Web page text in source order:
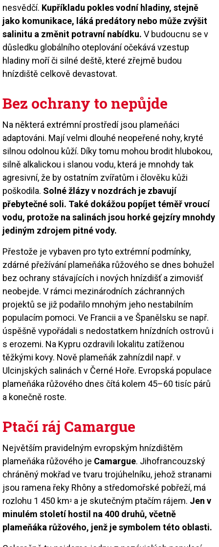
nesvědčí. Kupříkladu pokles vodní hladiny, stejně
jako komunikace, láká predátory nebo může zvýšit
salinitu a změnit potravní nabídku. V budoucnu se v
důsledku globálního oteplování očekává vzestup
hladiny moří či silné deště, které zřejmě budou
hnízdiště celkově devastovat.
Bez ochrany to nepůjde
Na některá extrémní prostředí jsou plameňáci
adaptováni. Mají velmi dlouhé neopeřené nohy, kryté
silnou odolnou kůží. Díky tomu mohou brodit hlubokou,
silně alkalickou i slanou vodu, která je mnohdy tak
agresivní, že by ostatním zvířatům i člověku kůži
poškodila. Solné žlázy v nozdrách je zbavují
přebytečné soli. Také dokážou popíjet téměř vroucí
vodu, protože na salinách jsou horké gejzíry mnohdy
jediným zdrojem pitné vody.
Přestože je vybaven pro tyto extrémní podmínky,
zdárné přežívání plameňáka růžového se dnes bohužel
bez ochrany stávajících i nových hnízdišť a zimovišť
neobejde. V rámci mezinárodních záchranných
projektů se již podařilo mnohým jeho nestabilním
populacím pomoci. Ve Francii a ve Španělsku se např.
úspěšně vypořádali s nedostatkem hnízdních ostrovů i
s erozemi. Na Kypru ozdravili lokalitu zatíženou
těžkými kovy. Nově plameňák zahnízdil např. v
Ulcinjských salinách v Černé Hoře. Evropská populace
plameňáka růžového dnes čítá kolem 45–60 tisíc párů
a konečně roste.
Ptačí ráj Camargue
Největším pravidelným evropským hnízdištěm
plameňáka růžového je Camargue. Jihofrancouzský
chráněný mokřad ve tvaru trojúhelníku, jehož stranami
jsou ramena řeky Rhôny a středomořské pobřeží, má
rozlohu 1 450 km² a je skutečným ptačím rájem. Jen v
minulém století hostil na 400 druhů, včetně
plameňáka růžového, jenž je symbolem této oblasti.